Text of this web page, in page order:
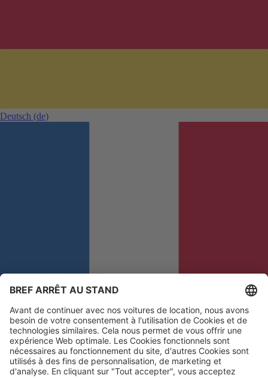
Deutsch (de)
Français (fr)
Commentaires et réclamations
Afin que nous puissions améliorer votre expérience